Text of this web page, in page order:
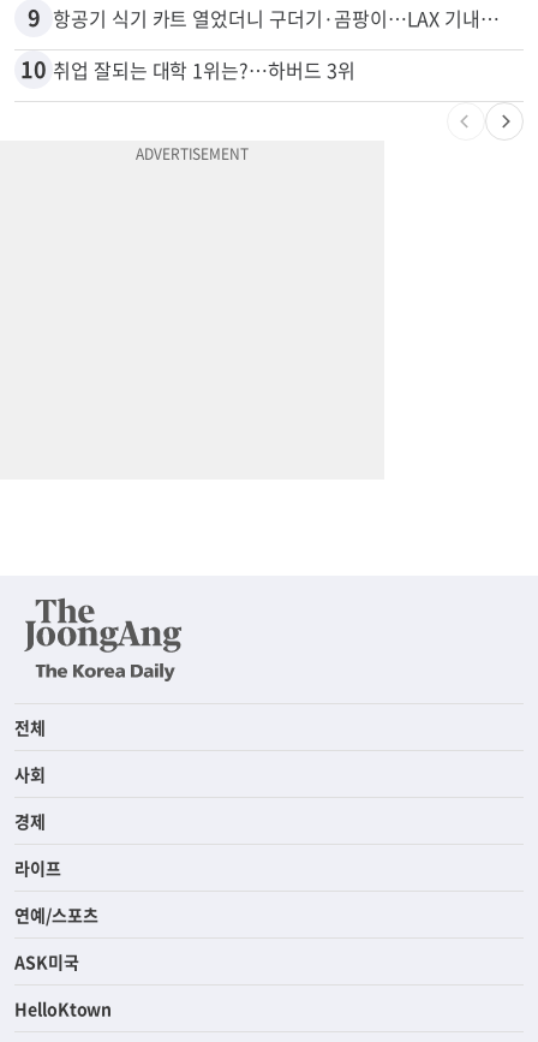
9 항공기 식기 카트 열었더니 구더기·곰팡이…LAX 기내식 업체 논란
10 취업 잘되는 대학 1위는?…하버드 3위
전체
사회
경제
라이프
연예/스포츠
ASK미국
HelloKtown